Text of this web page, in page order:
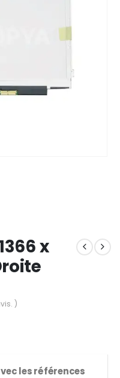
x
)
les références